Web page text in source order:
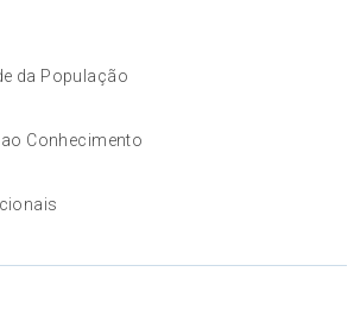
da População
Conhecimento